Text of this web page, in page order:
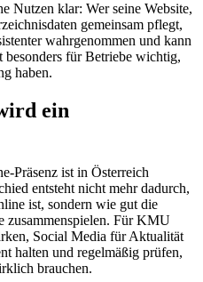
Nutzen klar: Wer seine Website,
gemeinsam pflegt,
wahrgenommen und kann
für Betriebe wichtig,
haben.
ein
Präsenz ist in Österreich
entsteht nicht mehr dadurch,
ist, sondern wie gut die
zusammenspielen. Für KMU
Social Media für Aktualität
halten und regelmäßig prüfen,
brauchen.